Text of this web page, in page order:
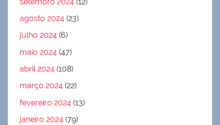
agosto 2024 (23)
julho 2024 (6)
maio 2024 (47)
abril 2024 (108)
março 2024 (22)
fevereiro 2024 (13)
janeiro 2024 (79)